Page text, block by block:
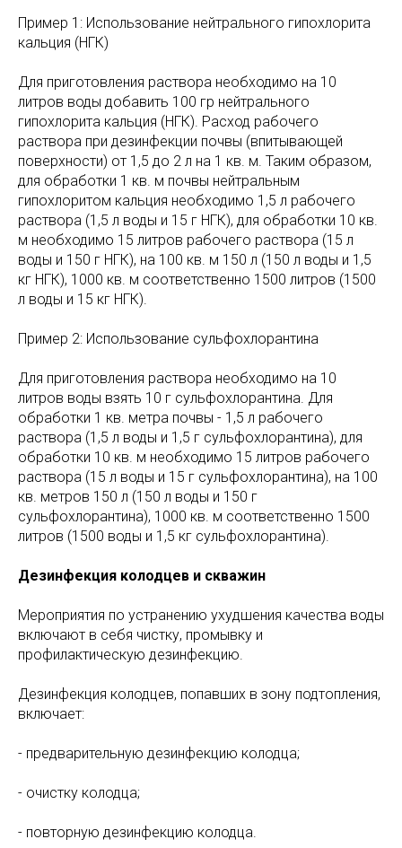
Пример 1: Использование нейтрального гипохлорита
кальция (НГК)
Для приготовления раствора необходимо на 10
литров воды добавить 100 гр нейтрального
гипохлорита кальция (НГК). Расход рабочего
раствора при дезинфекции почвы (впитывающей
поверхности) от 1,5 до 2 л на 1 кв. м. Таким образом,
для обработки 1 кв. м почвы нейтральным
гипохлоритом кальция необходимо 1,5 л рабочего
раствора (1,5 л воды и 15 г НГК), для обработки 10 кв.
м необходимо 15 литров рабочего раствора (15 л
воды и 150 г НГК), на 100 кв. м 150 л (150 л воды и 1,5
кг НГК), 1000 кв. м соответственно 1500 литров (1500
л воды и 15 кг НГК).
Пример 2: Использование сульфохлорантина
Для приготовления раствора необходимо на 10
литров воды взять 10 г сульфохлорантина. Для
обработки 1 кв. метра почвы - 1,5 л рабочего
раствора (1,5 л воды и 1,5 г сульфохлорантина), для
обработки 10 кв. м необходимо 15 литров рабочего
раствора (15 л воды и 15 г сульфохлорантина), на 100
кв. метров 150 л (150 л воды и 150 г
сульфохлорантина), 1000 кв. м соответственно 1500
литров (1500 воды и 1,5 кг сульфохлорантина).
Дезинфекция колодцев и скважин
Мероприятия по устранению ухудшения качества воды
включают в себя чистку, промывку и
профилактическую дезинфекцию.
Дезинфекция колодцев, попавших в зону подтопления,
включает:
- предварительную дезинфекцию колодца;
- очистку колодца;
- повторную дезинфекцию колодца.